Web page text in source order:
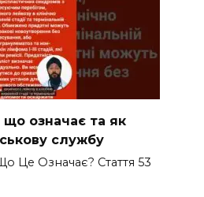
що означає та як
службу
Це Означає? Стаття 53